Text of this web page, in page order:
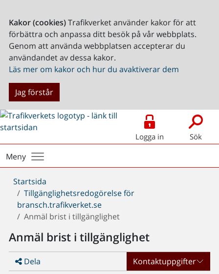
Kakor (cookies)Trafikverket använder kakor för att
förbättra och anpassa ditt besök på vår webbplats.
Genom att använda webbplatsen accepterar du
användandet av dessa kakor.
Läs mer om kakor och hur du avaktiverar dem
Jag förstår
Logga in Sök
Meny
Du
är
här:
Startsida
Tillgänglighetsredogörelse för
bransch.trafikverket.se
Anmäl brist i tillgänglighet
Anmäl brist i tillgänglighet
Dela Kontaktuppgifter